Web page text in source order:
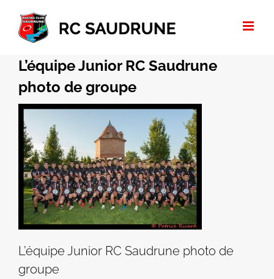
Passer
contenu
L’équipe Junior RC Saudrune
photo de groupe
L’équipe Junior RC Saudrune photo de
groupe